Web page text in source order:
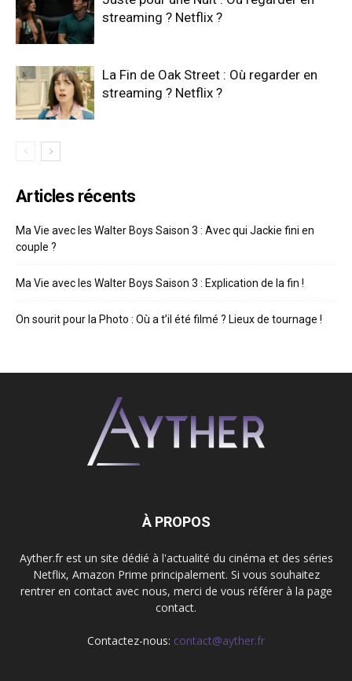
streaming ? Netflix ?
La Fin de Oak Street : Où regarder en
streaming ? Netflix ?
Articles récents
Ma Vie avec les Walter Boys Saison 3 : Avec qui Jackie fini en
couple ?
Ma Vie avec les Walter Boys Saison 3 : Explication de la fin !
On sourit pour la Photo : Où a t’il été filmé ? Lieux de tournage !
À PROPOS
Ayther.fr est un site dédié à l'actualité du cinéma et des séries
Netflix, Amazon Prime principalement. Si vous souhaitez
rentrer en contact avec nous, merci de vous référer à la page
contact.
Contactez-nous: contact@ayther.fr